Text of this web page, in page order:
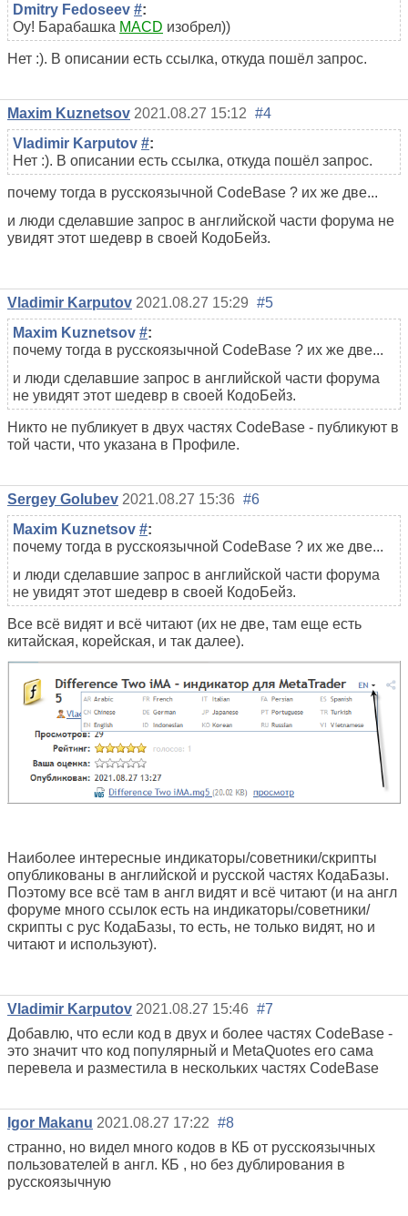
Dmitry Fedoseev #:
Оу! Барабашка MACD изобрел))
Нет :). В описании есть ссылка, откуда пошёл запрос.
Maxim Kuznetsov 2021.08.27 15:12 #4
Vladimir Karputov #:
Нет :). В описании есть ссылка, откуда пошёл запрос.
почему тогда в русскоязычной CodeBase ? их же две...
и люди сделавшие запрос в английской части форума не
увидят этот шедевр в своей КодоБейз.
Vladimir Karputov 2021.08.27 15:29 #5
Maxim Kuznetsov #:
почему тогда в русскоязычной CodeBase ? их же две...
и люди сделавшие запрос в английской части форума
не увидят этот шедевр в своей КодоБейз.
Никто не публикует в двух частях CodeBase - публикуют в
той части, что указана в Профиле.
Sergey Golubev 2021.08.27 15:36 #6
Maxim Kuznetsov #:
почему тогда в русскоязычной CodeBase ? их же две...
и люди сделавшие запрос в английской части форума
не увидят этот шедевр в своей КодоБейз.
Все всё видят и всё читают (их не две, там еще есть
китайская, корейская, и так далее).
Наиболее интересные индикаторы/советники/скрипты
опубликованы в английской и русской частях КодаБазы.
Поэтому все всё там в англ видят и всё читают (и на англ
форуме много ссылок есть на индикаторы/советники/
скрипты с рус КодаБазы, то есть, не только видят, но и
читают и используют).
Vladimir Karputov 2021.08.27 15:46 #7
Добавлю, что если код в двух и более частях CodeBase -
это значит что код популярный и MetaQuotes его сама
перевела и разместила в нескольких частях CodeBase
Igor Makanu 2021.08.27 17:22 #8
странно, но видел много кодов в КБ от русскоязычных
пользователей в англ. КБ , но без дублирования в
русскоязычную